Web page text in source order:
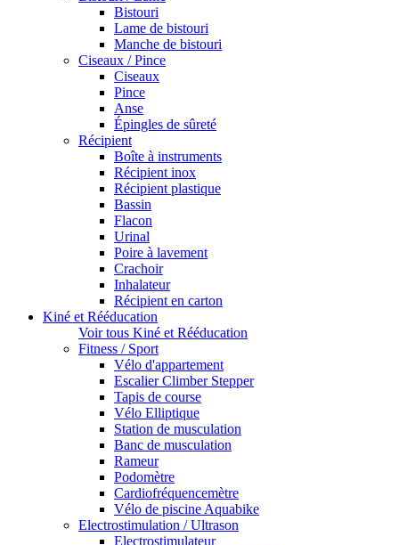
Bistouri
Lame de bistouri
Manche de bistouri
Ciseaux / Pince
Ciseaux
Pince
Anse
Épingles de sûreté
Récipient
Boîte à instruments
Récipient inox
Récipient plastique
Bassin
Flacon
Urinal
Poire à lavement
Crachoir
Inhalateur
Récipient en carton
Kiné et Rééducation
Voir tous Kiné et Rééducation
Fitness / Sport
Vélo d'appartement
Escalier Climber Stepper
Tapis de course
Vélo Elliptique
Station de musculation
Banc de musculation
Rameur
Podomètre
Cardiofréquencemètre
Vélo de piscine Aquabike
Electrostimulation / Ultrason
Electrostimulateur